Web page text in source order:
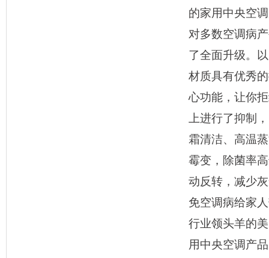
的家用中央空
对多数空调病
了全面升级。
材质具有优秀
心功能，让你
上进行了抑制
霜清洁、高温
霉变，除菌率
动反转，减少
免空调病给家
行业领头羊的
用中央空调产